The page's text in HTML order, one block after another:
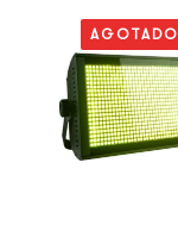
AGOTADO